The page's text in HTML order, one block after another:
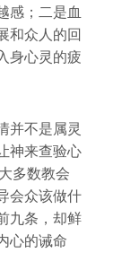
感；二是血
和众人的回
身心灵的疲
并不是属灵
神来查验心
多数教会
会众该做什
九条，却鲜
心的诫命